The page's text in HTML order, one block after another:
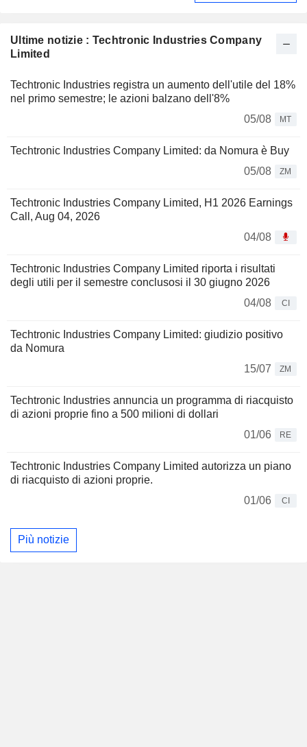
Ultime notizie : Techtronic Industries Company
Limited
Techtronic Industries registra un aumento dell'utile del 18%
nel primo semestre; le azioni balzano dell'8%
05/08
MT
Techtronic Industries Company Limited: da Nomura è Buy
05/08
ZM
Techtronic Industries Company Limited, H1 2026 Earnings
Call, Aug 04, 2026
04/08
Techtronic Industries Company Limited riporta i risultati
degli utili per il semestre conclusosi il 30 giugno 2026
04/08
CI
Techtronic Industries Company Limited: giudizio positivo
da Nomura
15/07
ZM
Techtronic Industries annuncia un programma di riacquisto
di azioni proprie fino a 500 milioni di dollari
01/06
RE
Techtronic Industries Company Limited autorizza un piano
di riacquisto di azioni proprie.
01/06
CI
Più notizie